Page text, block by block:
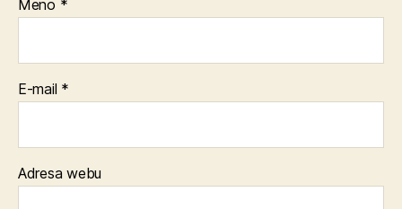
Meno *
E-mail *
Adresa webu